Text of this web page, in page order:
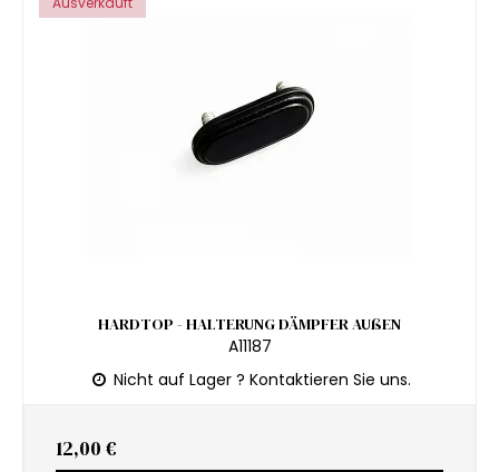
HARDTOP - HALTERUNG DÄMPFER AUßEN
A11187
Nicht auf Lager ? Kontaktieren Sie uns.
12,00 €